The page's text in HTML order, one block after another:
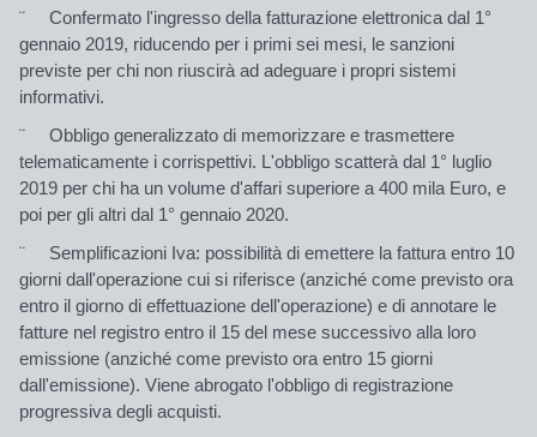
¨ Confermato l'ingresso della fatturazione elettronica dal 1°
gennaio 2019, riducendo per i primi sei mesi, le sanzioni
previste per chi non riuscirà ad adeguare i propri sistemi
informativi.
¨ Obbligo generalizzato di memorizzare e trasmettere
telematicamente i corrispettivi. L'obbligo scatterà dal 1° luglio
2019 per chi ha un volume d'affari superiore a 400 mila Euro, e
poi per gli altri dal 1° gennaio 2020.
¨ Semplificazioni Iva: possibilità di emettere la fattura entro 10
giorni dall'operazione cui si riferisce (anziché come previsto ora
entro il giorno di effettuazione dell'operazione) e di annotare le
fatture nel registro entro il 15 del mese successivo alla loro
emissione (anziché come previsto ora entro 15 giorni
dall'emissione). Viene abrogato l'obbligo di registrazione
progressiva degli acquisti.